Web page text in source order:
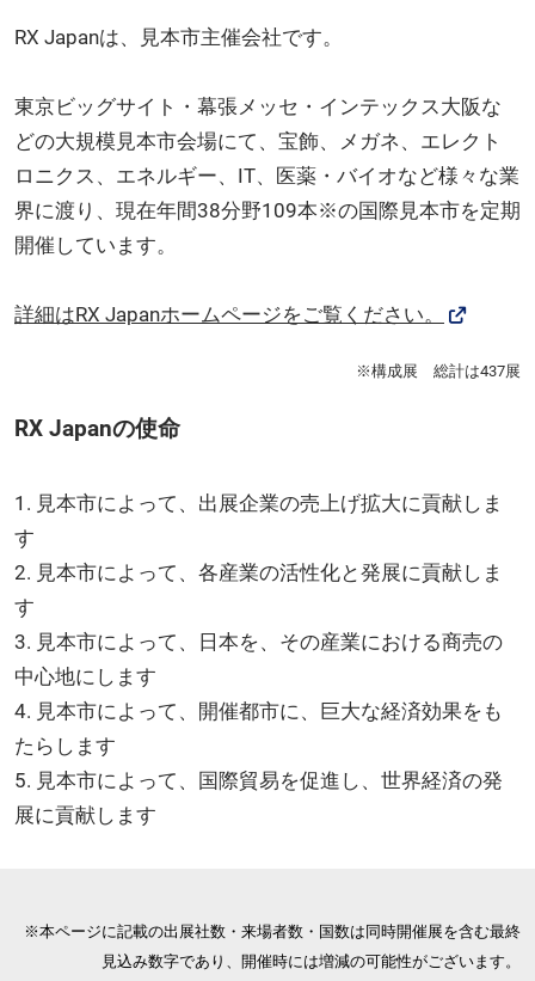
RX Japanは、見本市主催会社です。
東京ビッグサイト・幕張メッセ・インテックス大阪な
どの大規模見本市会場にて、宝飾、メガネ、エレクト
ロニクス、エネルギー、IT、医薬・バイオなど様々な業
界に渡り、現在年間38分野109本※の国際見本市を定期
開催しています。
詳細はRX Japanホームページをご覧ください。
※構成展 総計は437展
RX Japanの使命
1. 見本市によって、出展企業の売上げ拡大に貢献しま
す
2. 見本市によって、各産業の活性化と発展に貢献しま
す
3. 見本市によって、日本を、その産業における商売の
中心地にします
4. 見本市によって、開催都市に、巨大な経済効果をも
たらします
5. 見本市によって、国際貿易を促進し、世界経済の発
展に貢献します
※本ページに記載の出展社数・来場者数・国数は同時開催展を含む最終
見込み数字であり、開催時には増減の可能性がございます。